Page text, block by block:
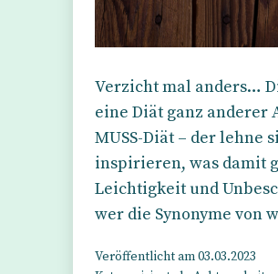
Verzicht mal anders…
eine Diät ganz anderer
MUSS-Diät – der lehne
inspirieren, was damit
Leichtigkeit und
wer die Synonyme von
Veröffentlicht am03.03.2023